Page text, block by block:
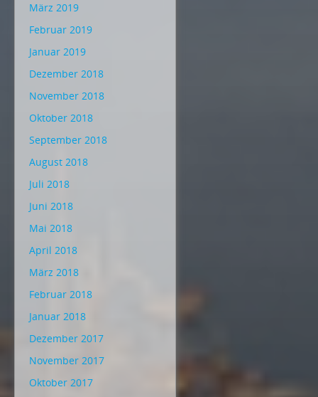
März 2019
Februar 2019
Januar 2019
Dezember 2018
November 2018
Oktober 2018
September 2018
August 2018
Juli 2018
Juni 2018
Mai 2018
April 2018
März 2018
Februar 2018
Januar 2018
Dezember 2017
November 2017
Oktober 2017